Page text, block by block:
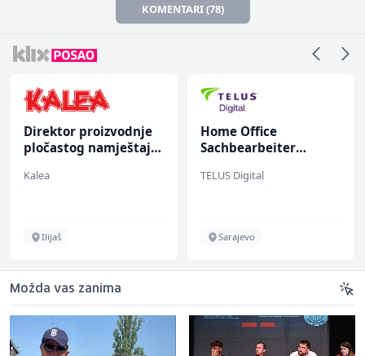
KOMENTARI (78)
Direktor proizvodnje
pločastog namještaja
Kalea
Ilijaš
Home Office
Sachbearbeiter
bekannten deutschen
TELUS Digital
Sarajevo
Možda vas zanima